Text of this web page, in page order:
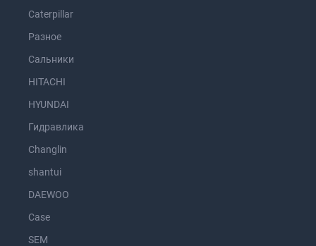
Caterpillar
Разное
Сальники
HITACHI
HYUNDAI
Гидравлика
Changlin
shantui
DAEWOO
Case
SEM